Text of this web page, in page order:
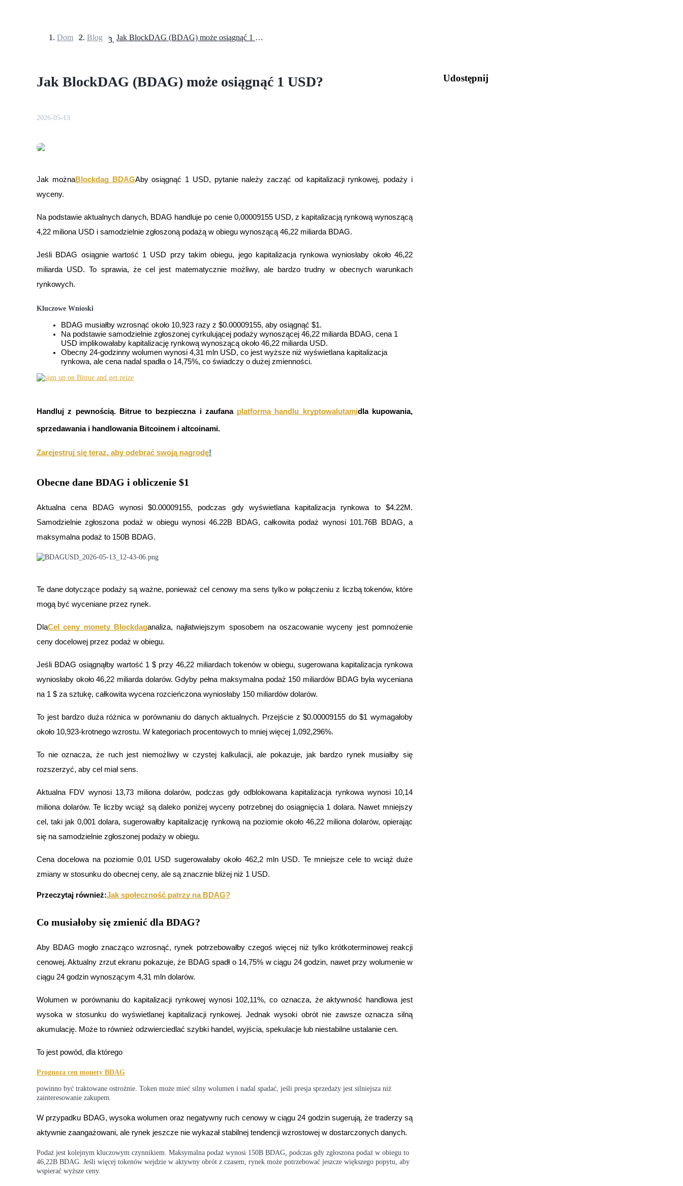
Kontrakty terminowe na USDT
Kontrakty terminowe COIN-M
Instrumenty pochodne na akcje, forex, metale szlachetne i towary
Kontrakty terminowe na USDC
Dołącz do najlepszych traderów
Zostań traderem kopiującym
Informacja
Przewodnik dla początkujących dotyczący kontraktów futures
Strategie handlowe
Dowiedz się, jak zachować rentowność
Dom > Blog > Jak BlockDAG (BDAG) może osiągnąć 1 USD?
Jak BlockDAG (BDAG) może osiągnąć 1 USD?
2026-05-13
Jak możnaBlockdag BDAGAby osiągnąć 1 USD, pytanie należy zacząć od kapitalizacji rynkowej, podaży i
wyceny.
Na podstawie aktualnych danych, BDAG handluje po cenie 0,00009155 USD, z kapitalizacją rynkową wynoszącą
4,22 miliona USD i samodzielnie zgłoszoną podażą w obiegu wynoszącą 46,22 miliarda BDAG.
Jeśli BDAG osiągnie wartość 1 USD przy takim obiegu, jego kapitalizacja rynkowa wyniosłaby około 46,22
miliarda USD. To sprawia, że cel jest matematycznie możliwy, ale bardzo trudny w obecnych warunkach
rynkowych.
Kluczowe Wnioski
BDAG musiałby wzrosnąć około 10,923 razy z $0.00009155, aby osiągnąć $1.
Na podstawie samodzielnie zgłoszonej cyrkulującej podaży wynoszącej 46,22 miliarda BDAG, cena 1
USD implikowałaby kapitalizację rynkową wynoszącą około 46,22 miliarda USD.
Obecny 24-godzinny wolumen wynosi 4,31 mln USD, co jest wyższe niż wyświetlana kapitalizacja
rynkowa, ale cena nadal spadła o 14,75%, co świadczy o dużej zmienności.
Handluj z pewnością. Bitrue to bezpieczna i zaufana platforma handlu kryptowalutamidla kupowania,
sprzedawania i handlowania Bitcoinem i altcoinami.
Zarejestruj się teraz, aby odebrać swoją nagrodę!
Obecne dane BDAG i obliczenie $1
Aktualna cena BDAG wynosi $0.00009155, podczas gdy wyświetlana kapitalizacja rynkowa to $4.22M.
Samodzielnie zgłoszona podaż w obiegu wynosi 46.22B BDAG, całkowita podaż wynosi 101.76B BDAG, a
maksymalna podaż to 150B BDAG.
Te dane dotyczące podaży są ważne, ponieważ cel cenowy ma sens tylko w połączeniu z liczbą tokenów, które
mogą być wyceniane przez rynek.
DlaCel ceny monety Blockdaganaliza, najłatwiejszym sposobem na oszacowanie wyceny jest pomnożenie
ceny docelowej przez podaż w obiegu.
Jeśli BDAG osiągnąłby wartość 1 $ przy 46,22 miliardach tokenów w obiegu, sugerowana kapitalizacja rynkowa
wyniosłaby około 46,22 miliarda dolarów. Gdyby pełna maksymalna podaż 150 miliardów BDAG była wyceniana
na 1 $ za sztukę, całkowita wycena rozcieńczona wyniosłaby 150 miliardów dolarów.
To jest bardzo duża różnica w porównaniu do danych aktualnych. Przejście z $0.00009155 do $1 wymagałoby
około 10,923-krotnego wzrostu. W kategoriach procentowych to mniej więcej 1,092,296%.
To nie oznacza, że ruch jest niemożliwy w czystej kalkulacji, ale pokazuje, jak bardzo rynek musiałby się
rozszerzyć, aby cel miał sens.
Aktualna FDV wynosi 13,73 miliona dolarów, podczas gdy odblokowana kapitalizacja rynkowa wynosi 10,14
miliona dolarów. Te liczby wciąż są daleko poniżej wyceny potrzebnej do osiągnięcia 1 dolara. Nawet mniejszy
cel, taki jak 0,001 dolara, sugerowałby kapitalizację rynkową na poziomie około 46,22 miliona dolarów, opierając
się na samodzielnie zgłoszonej podaży w obiegu.
Cena docelowa na poziomie 0,01 USD sugerowałaby około 462,2 mln USD. Te mniejsze cele to wciąż duże
zmiany w stosunku do obecnej ceny, ale są znacznie bliżej niż 1 USD.
Przeczytaj również:Jak społeczność patrzy na BDAG?
Co musiałoby się zmienić dla BDAG?
Aby BDAG mogło znacząco wzrosnąć, rynek potrzebowałby czegoś więcej niż tylko krótkoterminowej reakcji
cenowej. Aktualny zrzut ekranu pokazuje, że BDAG spadł o 14,75% w ciągu 24 godzin, nawet przy wolumenie w
ciągu 24 godzin wynoszącym 4,31 mln dolarów.
Wolumen w porównaniu do kapitalizacji rynkowej wynosi 102,11%, co oznacza, że aktywność handlowa jest
wysoka w stosunku do wyświetlanej kapitalizacji rynkowej. Jednak wysoki obrót nie zawsze oznacza silną
akumulację. Może to również odzwierciedlać szybki handel, wyjścia, spekulacje lub niestabilne ustalanie cen.
To jest powód, dla którego
Prognoza cen monety BDAG
powinno być traktowane ostrożnie. Token może mieć silny wolumen i nadal spadać, jeśli presja sprzedaży jest silniejsza niż
zainteresowanie zakupem.
W przypadku BDAG, wysoka wolumen oraz negatywny ruch cenowy w ciągu 24 godzin sugerują, że traderzy są
aktywnie zaangażowani, ale rynek jeszcze nie wykazał stabilnej tendencji wzrostowej w dostarczonych danych.
Podaż jest kolejnym kluczowym czynnikiem. Maksymalna podaż wynosi 150B BDAG, podczas gdy zgłoszona podaż w obiegu to
46,22B BDAG. Jeśli więcej tokenów wejdzie w aktywny obrót z czasem, rynek może potrzebować jeszcze większego popytu, aby
wspierać wyższe ceny.
Udostępnij